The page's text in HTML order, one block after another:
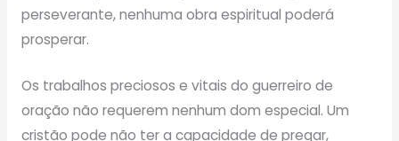
perseverante, nenhuma obra espiritual poderá
prosperar.
Os trabalhos preciosos e vitais do guerreiro de
oração não requerem nenhum dom especial. Um
cristão pode não ter a capacidade de pregar,